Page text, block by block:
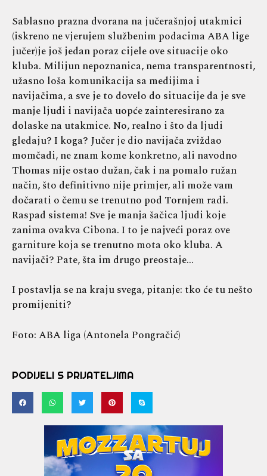
Sablasno prazna dvorana na jučerašnjoj utakmici
(iskreno ne vjerujem službenim podacima ABA lige
jučer)je još jedan poraz cijele ove situacije oko
kluba. Milijun nepoznanica, nema transparentnosti,
užasno loša komunikacija sa medijima i
navijačima, a sve je to dovelo do situacije da je sve
manje ljudi i navijača uopće zainteresirano za
dolaske na utakmice. No, realno i što da ljudi
gledaju? I koga? Jučer je dio navijača zviždao
momčadi, ne znam kome konkretno, ali navodno
Thomas nije ostao dužan, čak i na pomalo ružan
način, što definitivno nije primjer, ali može vam
dočarati o čemu se trenutno pod Tornjem radi.
Raspad sistema! Sve je manja šačica ljudi koje
zanima ovakva Cibona. I to je najveći poraz ove
garniture koja se trenutno mota oko kluba. A
navijači? Pate, šta im drugo preostaje…
I postavlja se na kraju svega, pitanje: tko će tu nešto
promijeniti?
Foto: ABA liga (Antonela Pongračić)
PODIJELI S PRIJATELJIMA